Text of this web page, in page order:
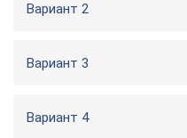
Вариант 2
Вариант 3
Вариант 4